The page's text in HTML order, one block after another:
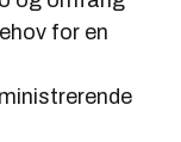
for en